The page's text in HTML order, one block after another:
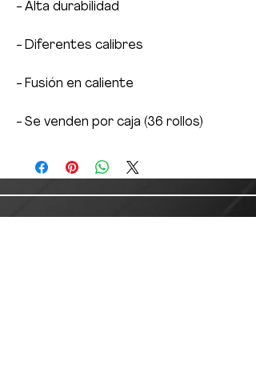
- Alta durabilidad
- Diferentes calibres
- Fusión en caliente
- Se venden por caja (36 rollos)